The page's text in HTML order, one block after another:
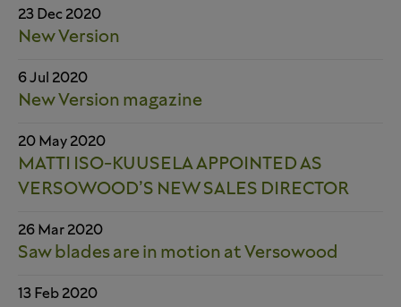
23 Dec 2020
New Version
6 Jul 2020
New Version magazine
20 May 2020
MATTI ISO-KUUSELA APPOINTED AS
VERSOWOOD’S NEW SALES DIRECTOR
26 Mar 2020
Saw blades are in motion at Versowood
13 Feb 2020